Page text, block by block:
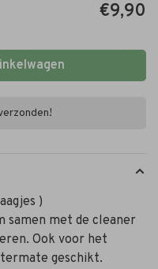
€9,90
)
samen met de cleaner
Ook voor het
geschikt.